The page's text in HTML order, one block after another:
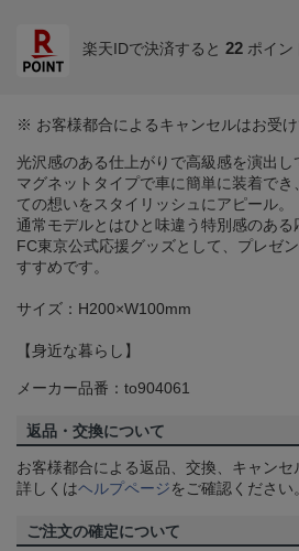
楽天IDで決済すると 22 ポイン
※ お客様都合によるキャンセルはお受け
光沢感のある仕上がりで高級感を演出し
マグネットタイプで車に簡単に装着で
ての想いをスタイリッシュにアピール。
通常モデルとはひと味違う特別感のある
FC東京公式応援グッズとして、プレゼ
すすめです。
サイズ：H200×W100mm
【身近な暮らし】
メーカー品番：to904061
返品・交換について
お客様都合による返品、交換、キャンセ
詳しくはヘルプページをご確認ください。
ご注文の確定について